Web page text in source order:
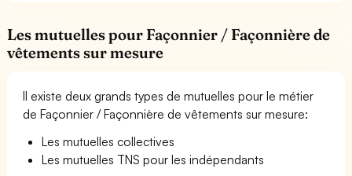
Les mutuelles pour Façonnier / Façonnière de
vêtements sur mesure
Il existe deux grands types de mutuelles pour le métier
de Façonnier / Façonnière de vêtements sur mesure:
Les mutuelles collectives
Les mutuelles TNS pour les indépendants